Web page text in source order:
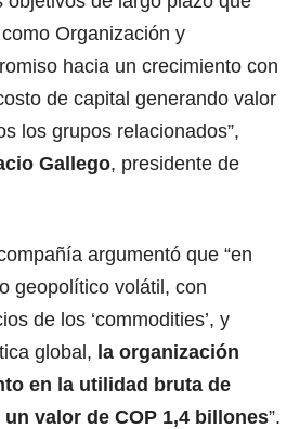
Organización y
hacia un crecimiento con
de capital generando valor
los grupos relacionados”,
Gallego, presidente de
argumentó que “en
geopolítico volátil, con
de los ‘commodities’, y
global, la organización
en la utilidad bruta de
valor de COP 1,4 billones”.